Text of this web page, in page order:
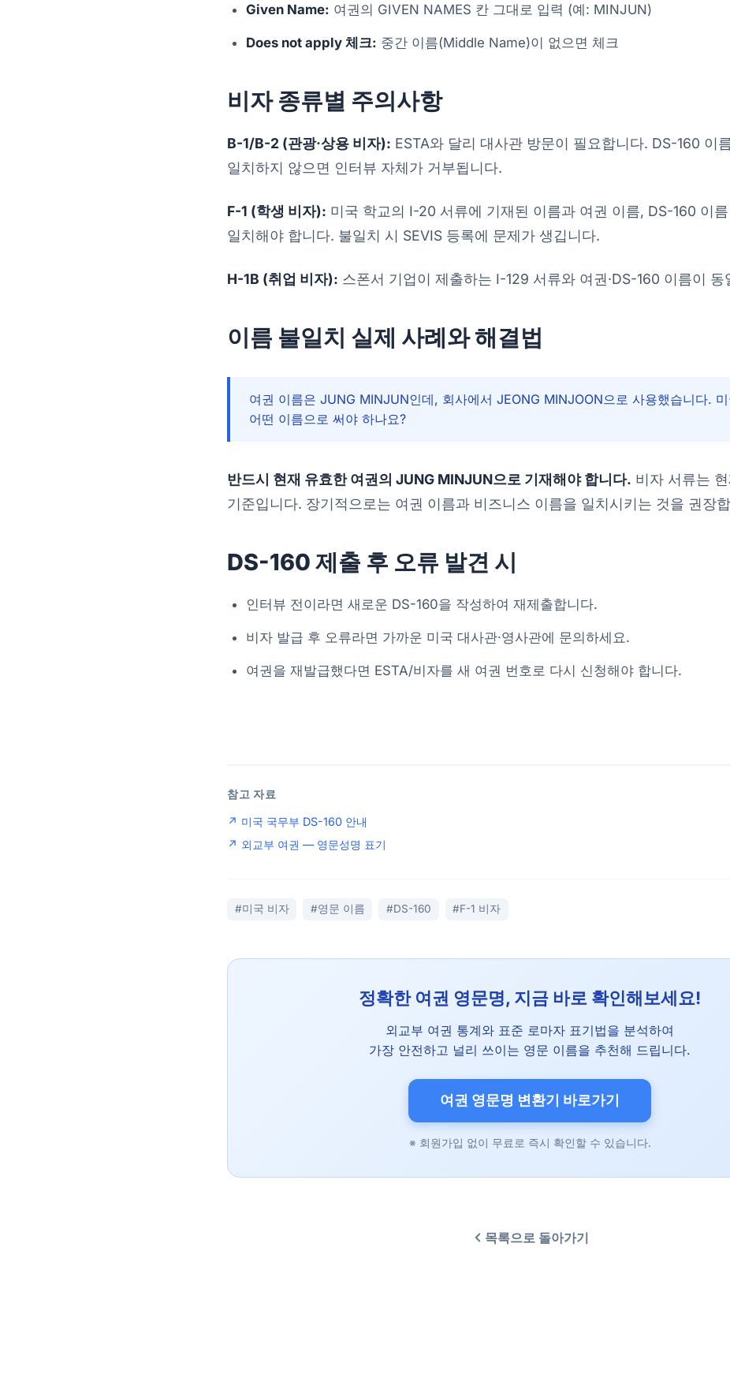
Given Name: 여권의 GIVEN NAMES 칸 그대로 입력 (예: MINJUN)
Does not apply 체크: 중간 이름(Middle Name)이 없으면 체크
비자 종류별 주의사항
B-1/B-2 (관광·상용 비자): ESTA와 달리 대사관 방문이 필요합니다. DS-160 이
일치하지 않으면 인터뷰 자체가 거부됩니다.
F-1 (학생 비자): 미국 학교의 I-20 서류에 기재된 이름과 여권 이름, DS-160 이
일치해야 합니다. 불일치 시 SEVIS 등록에 문제가 생깁니다.
H-1B (취업 비자): 스폰서 기업이 제출하는 I-129 서류와 여권·DS-160 이름이 동
이름 불일치 실제 사례와 해결법
여권 이름은 JUNG MINJUN인데, 회사에서 JEONG MINJOON으로 사용했습니다.
어떤 이름으로 써야 하나요?
반드시 현재 유효한 여권의 JUNG MINJUN으로 기재해야 합니다. 비자 서류는
기준입니다. 장기적으로는 여권 이름과 비즈니스 이름을 일치시키는 것을 권장
DS-160 제출 후 오류 발견 시
인터뷰 전이라면 새로운 DS-160을 작성하여 재제출합니다.
비자 발급 후 오류라면 가까운 미국 대사관·영사관에 문의하세요.
여권을 재발급했다면 ESTA/비자를 새 여권 번호로 다시 신청해야 합니다.
참고 자료
↗ 미국 국무부 DS-160 안내
↗ 외교부 여권 — 영문성명 표기
#미국 비자 #영문 이름 #DS-160 #F-1 비자
정확한 여권 영문명, 지금 바로 확인해보세요!
외교부 여권 통계와 표준 로마자 표기법을 분석하여
가장 안전하고 널리 쓰이는 영문 이름을 추천해 드립니다.
여권 영문명 변환기 바로가기
※ 회원가입 없이 무료로 즉시 확인할 수 있습니다.
목록으로 돌아가기